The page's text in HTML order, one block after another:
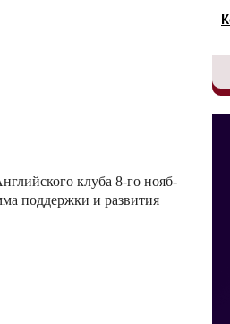
клу­ба 8-го но­яб­
под­дер­жки и раз­ви­тия